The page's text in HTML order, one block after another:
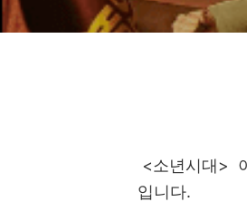
<소년시대>
입니다.